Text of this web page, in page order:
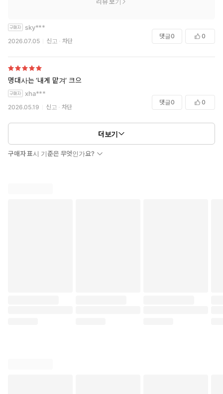
리뷰 보기
sky***
2026.07.05 신고 차단
댓글0 0
명대사는 ‘내게 맡겨‘ 크으
xha***
2026.05.19 신고 차단
댓글0 0
더보기
구매자 표시 기준은 무엇인가요?